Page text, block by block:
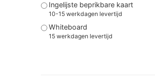
Ingelijste beprikbare kaart
10-15 werkdagen levertijd
Whiteboard
15 werkdagen levertijd